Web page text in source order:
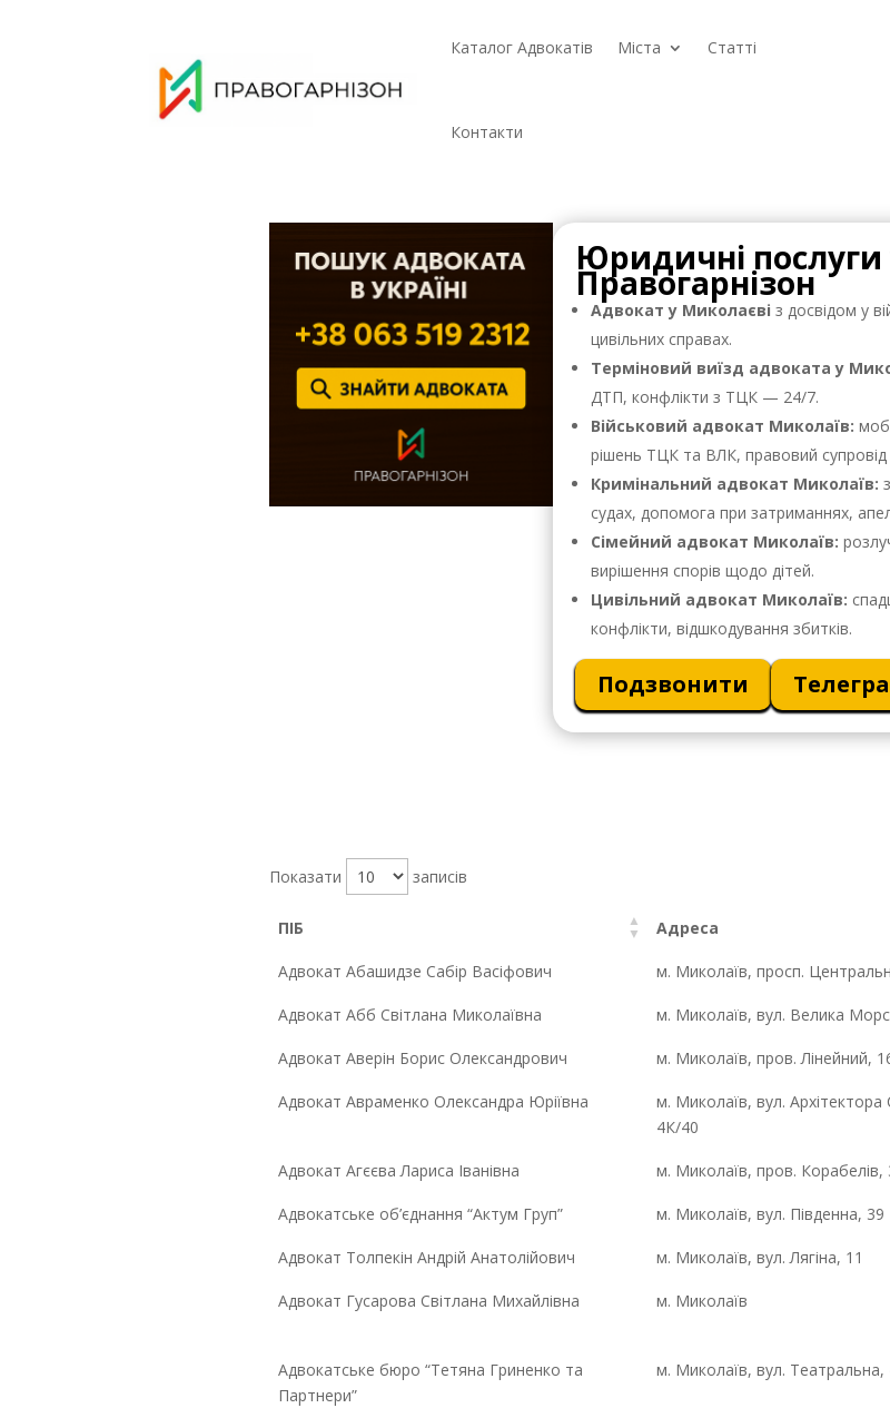
Каталог Адвокатів Міста Статті
Контакти
Юридичні
Правогарнізон
Адвокат у Миколаєві з досвідом у
цивільних справах.
Терміновий виїзд адвоката у
ДТП, конфлікти з ТЦК — 24/7.
Військовий адвокат Миколаїв:
рішень ТЦК та ВЛК, правовий супровід
Кримінальний адвокат Миколаїв:
судах, допомога при затриманнях,
Сімейний адвокат Миколаїв:
вирішення спорів щодо дітей.
Цивільний адвокат Миколаїв:
конфлікти, відшкодування збитків.
Подзвонити
Показати записів
ПІБ Адреса
Адвокат Абашидзе Сабір Васіфович м. Миколаїв, просп.
Адвокат Абб Світлана Миколаївна м. Миколаїв, вул. Велика
Адвокат Аверін Борис Олександрович м. Миколаїв, пров. Лінейний,
Адвокат Авраменко Олександра Юріївна
м. Миколаїв, вул. Архітектора
4К/40
Адвокат Агєєва Лариса Іванівна м. Миколаїв, пров. Корабелів,
Адвокатське об’єднання “Актум Груп” м. Миколаїв, вул. Південна, 39
Адвокат Толпекін Андрій Анатолійович м. Миколаїв, вул. Лягіна, 11
Адвокат Гусарова Світлана Михайлівна м. Миколаїв
Адвокатське бюро “Тетяна Гриненко та
Партнери”
м. Миколаїв, вул.